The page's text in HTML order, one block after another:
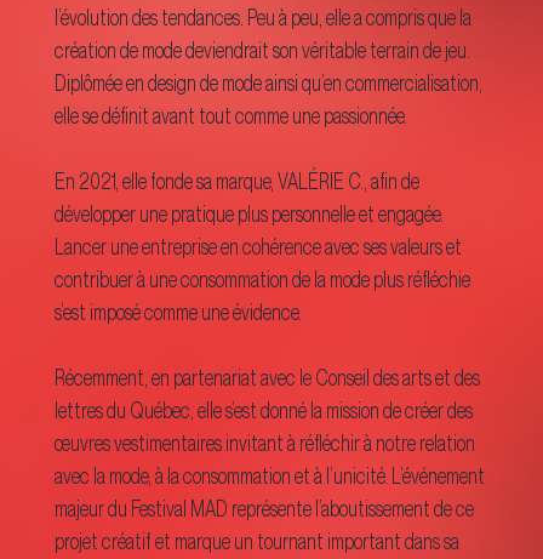
l’évolution des tendances. Peu à peu, elle a compris que la
création de mode deviendrait son véritable terrain de jeu.
Diplômée en design de mode ainsi qu’en commercialisation,
elle se définit avant tout comme une passionnée.
En 2021, elle fonde sa marque, VALÉRIE C., afin de
développer une pratique plus personnelle et engagée.
Lancer une entreprise en cohérence avec ses valeurs et
contribuer à une consommation de la mode plus réfléchie
s’est imposé comme une évidence.
Récemment, en partenariat avec le Conseil des arts et des
lettres du Québec, elle s’est donné la mission de créer des
œuvres vestimentaires invitant à réfléchir à notre relation
avec la mode, à la consommation et à l’unicité. L’événement
majeur du Festival MAD représente l’aboutissement de ce
projet créatif et marque un tournant important dans sa